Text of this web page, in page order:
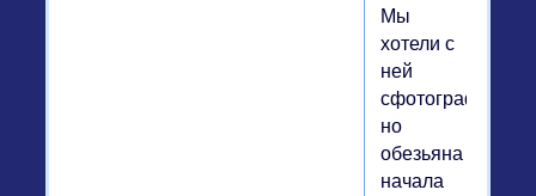
Мы
хотели с
ней
но
обезьяна
начала